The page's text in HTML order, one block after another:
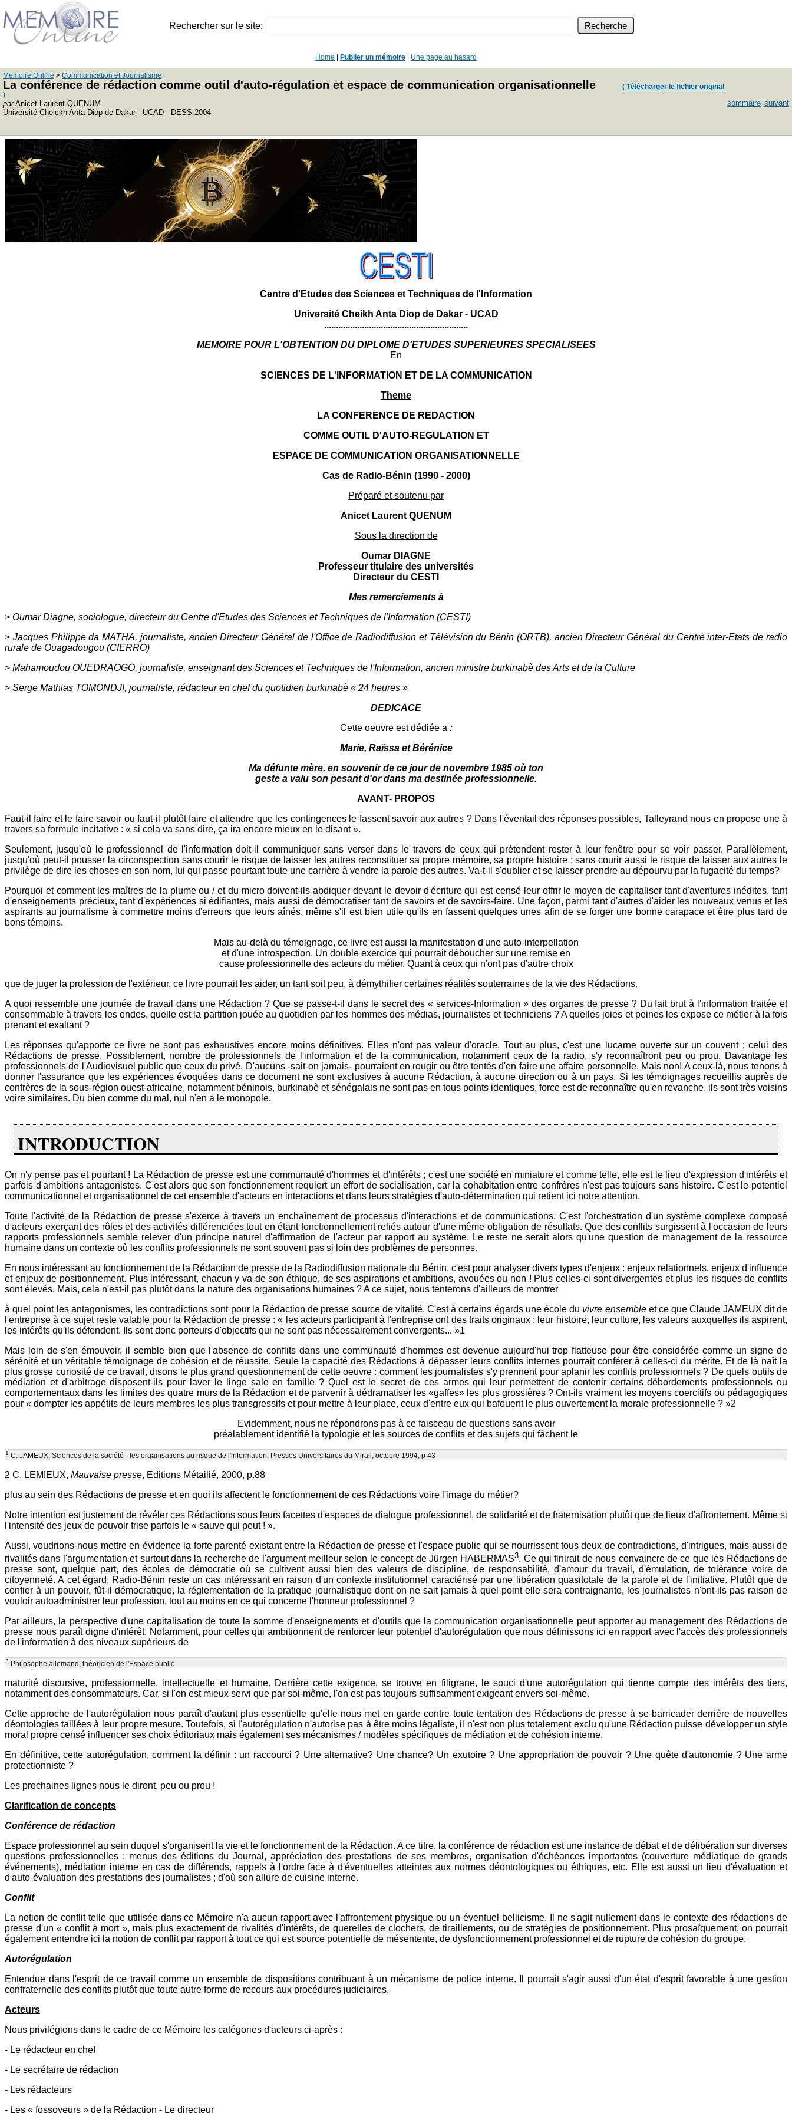
Rechercher sur le site:
Home Publier un mémoire Une page au hasard
Memoire Online > Communication et Journalisme
La conférence de rédaction comme outil d'auto-régulation et espace de communication organisationnelle
( Télécharger le fichier original
)
parAnicet Laurent QUENUM
Université Cheickh Anta Diop de Dakar - UCAD - DESS 2004
sommaire suivant
Centre d'Etudes des Sciences et Techniques de l'Information
Université Cheikh Anta Diop de Dakar - UCAD
.............................................................
MEMOIRE POUR L'OBTENTION DU DIPLOME D'ETUDES SUPERIEURES SPECIALISEES
En
SCIENCES DE L'INFORMATION ET DE LA COMMUNICATION
Theme
LA CONFERENCE DE REDACTION
COMME OUTIL D'AUTO-REGULATION ET
ESPACE DE COMMUNICATION ORGANISATIONNELLE
Cas de Radio-Bénin (1990 - 2000)
Préparé et soutenu par
Anicet Laurent QUENUM
Sous la direction de
Oumar DIAGNE
Professeur titulaire des universités
Directeur du CESTI
Mes remerciements à
> Oumar Diagne, sociologue, directeur du Centre d'Etudes des Sciences et Techniques de l'Information (CESTI)
> Jacques Philippe da MATHA, journaliste, ancien Directeur Général de l'Office de Radiodiffusion et Télévision du Bénin (ORTB), ancien Directeur Général du Centre inter-Etats de radio
rurale de Ouagadougou (CIERRO)
> Mahamoudou OUEDRAOGO, journaliste, enseignant des Sciences et Techniques de l'Information, ancien ministre burkinabè des Arts et de la Culture
> Serge Mathias TOMONDJI, journaliste, rédacteur en chef du quotidien burkinabè « 24 heures »
DEDICACE
Cette oeuvre est dédiée a :
Marie, Raïssa et Bérénice
Ma défunte mère, en souvenir de ce jour de novembre 1985 où ton
geste a valu son pesant d'or dans ma destinée professionnelle.
AVANT- PROPOS
Faut-il faire et le faire savoir ou faut-il plutôt faire et attendre que les contingences le fassent savoir aux autres ? Dans l'éventail des réponses possibles, Talleyrand nous en propose une à
travers sa formule incitative : « si cela va sans dire, ça ira encore mieux en le disant ».
Seulement, jusqu'où le professionnel de l'information doit-il communiquer sans verser dans le travers de ceux qui prétendent rester à leur fenêtre pour se voir passer. Parallèlement,
jusqu'où peut-il pousser la circonspection sans courir le risque de laisser les autres reconstituer sa propre mémoire, sa propre histoire ; sans courir aussi le risque de laisser aux autres le
privilège de dire les choses en son nom, lui qui passe pourtant toute une carrière à vendre la parole des autres. Va-t-il s'oublier et se laisser prendre au dépourvu par la fugacité du temps?
Pourquoi et comment les maîtres de la plume ou / et du micro doivent-ils abdiquer devant le devoir d'écriture qui est censé leur offrir le moyen de capitaliser tant d'aventures inédites, tant
d'enseignements précieux, tant d'expériences si édifiantes, mais aussi de démocratiser tant de savoirs et de savoirs-faire. Une façon, parmi tant d'autres d'aider les nouveaux venus et les
aspirants au journalisme à commettre moins d'erreurs que leurs aînés, même s'il est bien utile qu'ils en fassent quelques unes afin de se forger une bonne carapace et être plus tard de
bons témoins.
Mais au-delà du témoignage, ce livre est aussi la manifestation d'une auto-interpellation
et d'une introspection. Un double exercice qui pourrait déboucher sur une remise en
cause professionnelle des acteurs du métier. Quant à ceux qui n'ont pas d'autre choix
que de juger la profession de l'extérieur, ce livre pourrait les aider, un tant soit peu, à démythifier certaines réalités souterraines de la vie des Rédactions.
A quoi ressemble une journée de travail dans une Rédaction ? Que se passe-t-il dans le secret des « services-Information » des organes de presse ? Du fait brut à l'information traitée et
consommable à travers les ondes, quelle est la partition jouée au quotidien par les hommes des médias, journalistes et techniciens ? A quelles joies et peines les expose ce métier à la fois
prenant et exaltant ?
Les réponses qu'apporte ce livre ne sont pas exhaustives encore moins définitives. Elles n'ont pas valeur d'oracle. Tout au plus, c'est une lucarne ouverte sur un couvent ; celui des
Rédactions de presse. Possiblement, nombre de professionnels de l'information et de la communication, notamment ceux de la radio, s'y reconnaîtront peu ou prou. Davantage les
professionnels de l'Audiovisuel public que ceux du privé. D'aucuns -sait-on jamais- pourraient en rougir ou être tentés d'en faire une affaire personnelle. Mais non! A ceux-là, nous tenons à
donner l'assurance que les expériences évoquées dans ce document ne sont exclusives à aucune Rédaction, à aucune direction ou à un pays. Si les témoignages recueillis auprès de
confrères de la sous-région ouest-africaine, notamment béninois, burkinabè et sénégalais ne sont pas en tous points identiques, force est de reconnaître qu'en revanche, ils sont très voisins
voire similaires. Du bien comme du mal, nul n'en a le monopole.
INTRODUCTION
On n'y pense pas et pourtant ! La Rédaction de presse est une communauté d'hommes et d'intérêts ; c'est une société en miniature et comme telle, elle est le lieu d'expression d'intérêts et
parfois d'ambitions antagonistes. C'est alors que son fonctionnement requiert un effort de socialisation, car la cohabitation entre confrères n'est pas toujours sans histoire. C'est le potentiel
communicationnel et organisationnel de cet ensemble d'acteurs en interactions et dans leurs stratégies d'auto-détermination qui retient ici notre attention.
Toute l'activité de la Rédaction de presse s'exerce à travers un enchaînement de processus d'interactions et de communications. C'est l'orchestration d'un système complexe composé
d'acteurs exerçant des rôles et des activités différenciées tout en étant fonctionnellement reliés autour d'une même obligation de résultats. Que des conflits surgissent à l'occasion de leurs
rapports professionnels semble relever d'un principe naturel d'affirmation de l'acteur par rapport au système. Le reste ne serait alors qu'une question de management de la ressource
humaine dans un contexte où les conflits professionnels ne sont souvent pas si loin des problèmes de personnes.
En nous intéressant au fonctionnement de la Rédaction de presse de la Radiodiffusion nationale du Bénin, c'est pour analyser divers types d'enjeux : enjeux relationnels, enjeux d'influence
et enjeux de positionnement. Plus intéressant, chacun y va de son éthique, de ses aspirations et ambitions, avouées ou non ! Plus celles-ci sont divergentes et plus les risques de conflits
sont élevés. Mais, cela n'est-il pas plutôt dans la nature des organisations humaines ? A ce sujet, nous tenterons d'ailleurs de montrer
à quel point les antagonismes, les contradictions sont pour la Rédaction de presse source de vitalité. C'est à certains égards une école du vivre ensembleet ce que Claude JAMEUX dit de
l'entreprise à ce sujet reste valable pour la Rédaction de presse : « les acteurs participant à l'entreprise ont des traits originaux : leur histoire, leur culture, les valeurs auxquelles ils aspirent,
les intérêts qu'ils défendent. Ils sont donc porteurs d'objectifs qui ne sont pas nécessairement convergents... »1
Mais loin de s'en émouvoir, il semble bien que l'absence de conflits dans une communauté d'hommes est devenue aujourd'hui trop flatteuse pour être considérée comme un signe de
sérénité et un véritable témoignage de cohésion et de réussite. Seule la capacité des Rédactions à dépasser leurs conflits internes pourrait conférer à celles-ci du mérite. Et de là naît la
plus grosse curiosité de ce travail, disons le plus grand questionnement de cette oeuvre : comment les journalistes s'y prennent pour aplanir les conflits professionnels ? De quels outils de
médiation et d'arbitrage disposent-ils pour laver le linge sale en famille ? Quel est le secret de ces armes qui leur permettent de contenir certains débordements professionnels ou
comportementaux dans les limites des quatre murs de la Rédaction et de parvenir à dédramatiser les «gaffes» les plus grossières ? Ont-ils vraiment les moyens coercitifs ou pédagogiques
pour « dompter les appétits de leurs membres les plus transgressifs et pour mettre à leur place, ceux d'entre eux qui bafouent le plus ouvertement la morale professionnelle ? »2
Evidemment, nous ne répondrons pas à ce faisceau de questions sans avoir
préalablement identifié la typologie et les sources de conflits et des sujets qui fâchent le
1 C. JAMEUX, Sciences de la société - les organisations au risque de l'information, Presses Universitaires du Mirail, octobre 1994, p 43
2 C. LEMIEUX, Mauvaise presse, Editions Métailié, 2000, p.88
plus au sein des Rédactions de presse et en quoi ils affectent le fonctionnement de ces Rédactions voire l'image du métier?
Notre intention est justement de révéler ces Rédactions sous leurs facettes d'espaces de dialogue professionnel, de solidarité et de fraternisation plutôt que de lieux d'affrontement. Même si
l'intensité des jeux de pouvoir frise parfois le « sauve qui peut ! ».
Aussi, voudrions-nous mettre en évidence la forte parenté existant entre la Rédaction de presse et l'espace public qui se nourrissent tous deux de contradictions, d'intrigues, mais aussi de
rivalités dans l'argumentation et surtout dans la recherche de l'argument meilleur selon le concept de Jürgen HABERMAS3. Ce qui finirait de nous convaincre de ce que les Rédactions de
presse sont, quelque part, des écoles de démocratie où se cultivent aussi bien des valeurs de discipline, de responsabilité, d'amour du travail, d'émulation, de tolérance voire de
citoyenneté. A cet égard, Radio-Bénin reste un cas intéressant en raison d'un contexte institutionnel caractérisé par une libération quasitotale de la parole et de l'initiative. Plutôt que de
confier à un pouvoir, fût-il démocratique, la réglementation de la pratique journalistique dont on ne sait jamais à quel point elle sera contraignante, les journalistes n'ont-ils pas raison de
vouloir autoadministrer leur profession, tout au moins en ce qui concerne l'honneur professionnel ?
Par ailleurs, la perspective d'une capitalisation de toute la somme d'enseignements et d'outils que la communication organisationnelle peut apporter au management des Rédactions de
presse nous paraît digne d'intérêt. Notamment, pour celles qui ambitionnent de renforcer leur potentiel d'autorégulation que nous définissons ici en rapport avec l'accès des professionnels
de l'information à des niveaux supérieurs de
3 Philosophe allemand, théoricien de l'Espace public
maturité discursive, professionnelle, intellectuelle et humaine. Derrière cette exigence, se trouve en filigrane, le souci d'une autorégulation qui tienne compte des intérêts des tiers,
notamment des consommateurs. Car, si l'on est mieux servi que par soi-même, l'on est pas toujours suffisamment exigeant envers soi-même.
Cette approche de l'autorégulation nous paraît d'autant plus essentielle qu'elle nous met en garde contre toute tentation des Rédactions de presse à se barricader derrière de nouvelles
déontologies taillées à leur propre mesure. Toutefois, si l'autorégulation n'autorise pas à être moins légaliste, il n'est non plus totalement exclu qu'une Rédaction puisse développer un style
moral propre censé influencer ses choix éditoriaux mais également ses mécanismes / modèles spécifiques de médiation et de cohésion interne.
En définitive, cette autorégulation, comment la définir : un raccourci ? Une alternative? Une chance? Un exutoire ? Une appropriation de pouvoir ? Une quête d'autonomie ? Une arme
protectionniste ?
Les prochaines lignes nous le diront, peu ou prou !
Clarification de concepts
Conférence de rédaction
Espace professionnel au sein duquel s'organisent la vie et le fonctionnement de la Rédaction. A ce titre, la conférence de rédaction est une instance de débat et de délibération sur diverses
questions professionnelles : menus des éditions du Journal, appréciation des prestations de ses membres, organisation d'échéances importantes (couverture médiatique de grands
événements), médiation interne en cas de différends, rappels à l'ordre face à d'éventuelles atteintes aux normes déontologiques ou éthiques, etc. Elle est aussi un lieu d'évaluation et
d'auto-évaluation des prestations des journalistes ; d'où son allure de cuisine interne.
Conflit
La notion de conflit telle que utilisée dans ce Mémoire n'a aucun rapport avec l'affrontement physique ou un éventuel bellicisme. Il ne s'agit nullement dans le contexte des rédactions de
presse d'un « conflit à mort », mais plus exactement de rivalités d'intérêts, de querelles de clochers, de tiraillements, ou de stratégies de positionnement. Plus prosaïquement, on pourrait
également entendre ici la notion de conflit par rapport à tout ce qui est source potentielle de mésentente, de dysfonctionnement professionnel et de rupture de cohésion du groupe.
Autorégulation
Entendue dans l'esprit de ce travail comme un ensemble de dispositions contribuant à un mécanisme de police interne. Il pourrait s'agir aussi d'un état d'esprit favorable à une gestion
confraternelle des conflits plutôt que toute autre forme de recours aux procédures judiciaires.
Acteurs
Nous privilégions dans le cadre de ce Mémoire les catégories d'acteurs ci-après :
- Le rédacteur en chef
- Le secrétaire de rédaction
- Les rédacteurs
- Les « fossoyeurs » de la Rédaction - Le directeur